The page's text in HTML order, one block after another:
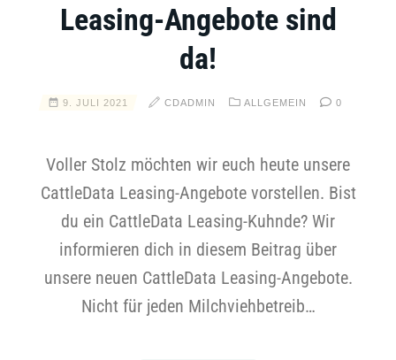
Leasing-Angebote sind
da!
9. JULI 2021 CDADMIN ALLGEMEIN 0
Voller Stolz möchten wir euch heute unsere
CattleData Leasing-Angebote vorstellen. Bist
du ein CattleData Leasing-Kuhnde? Wir
informieren dich in diesem Beitrag über
unsere neuen CattleData Leasing-Angebote.
Nicht für jeden Milchviehbetreib…